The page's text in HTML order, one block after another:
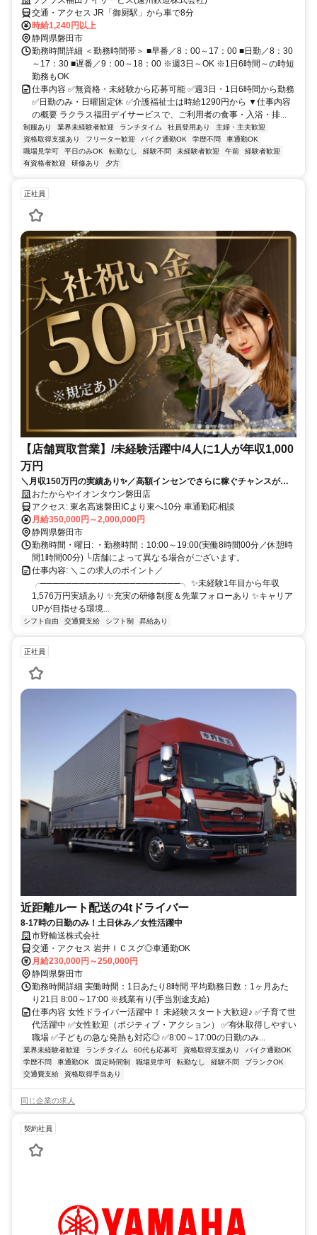
交通・アクセス JR「御厨駅」から車で8分
時給1,240円以上
静岡県磐田市
勤務時間詳細 ＜勤務時間帯＞ ■早番／8：00～17：00 ■日勤／8：30
～17：30 ■遅番／9：00～18：00 ※週3日～OK ※1日6時間～の時短
勤務もOK
仕事内容 ✅無資格・未経験から応募可能 ✅週3日・1日6時間から勤務
✅日勤のみ・日曜固定休 ✅介護福祉士は時給1290円から ▼仕事内容
の概要 ラクラス福田デイサービスで、ご利用者の食事・入浴・排...
制服あり 業界未経験者歓迎 ランチタイム 社員登用あり
主婦・主夫歓迎
資格取得支援あり
フリーター歓迎 バイク通勤OK 学歴不問
車通勤OK
職場見学可
平日のみOK 転勤なし 経験不問 未経験者歓迎 午前
経験者歓迎
有資格者歓迎
研修あり 夕方
正社員
【店舗買取営業】/未経験活躍中/4人に1人が年収1,000
万円
＼月収150万円の実績あり✨／高額インセンでさらに稼ぐチャンスがあ
ります❗ ✨賞与年2回✨入社祝い金あり ✅テレアポなし！✅残業ほぼなし
✅土日希望休もOK✅女性も活躍中✅研修サポートも充実❗
おたからやイオンタウン磐田店
アクセス: 東名高速磐田ICより東へ10分 車通勤応相談
月給350,000円～2,000,000円
静岡県磐田市
勤務時間・曜日: ・勤務時間：10:00～19:00(実働8時間00分／休憩時
間1時間00分) └店舗によって異なる場合がございます。
仕事内容: ＼この求人のポイント／
╭──────────────────────╮ ✨未経験1年目から年収
1,576万円実績あり ✨充実の研修制度＆先輩フォローあり ✨キャリア
UPが目指せる環境...
シフト自由 交通費支給 シフト制 昇給あり
正社員
近距離ルート配送の4tドライバー
8-17時の日勤のみ！土日休み／女性活躍中
市野輸送株式会社
交通・アクセス 岩井ＩＣスグ◎車通勤OK
月給230,000円～250,000円
静岡県磐田市
勤務時間詳細 実働時間：1日あたり8時間 平均勤務日数：1ヶ月あた
り21日 8:00～17:00 ※残業有り(手当別途支給)
仕事内容 女性ドライバー活躍中！ 未経験スタート大歓迎♪ ✅子育て世
代活躍中 ✅女性歓迎（ポジティブ・アクション） ✅有休取得しやすい
職場 ✅子どもの急な発熱も対応◎ ✅8:00～17:00の日勤のみ...
業界未経験者歓迎 ランチタイム 60代も応募可 資格取得支援あり
バイク通勤OK
学歴不問
車通勤OK 固定時間制 職場見学可 転勤なし 経験不問
ブランクOK
交通費支給
資格取得手当あり
同じ企業の求人
契約社員